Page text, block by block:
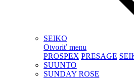
SEIKO
Otvoriť menu
PROSPEX PRESAGE
SUUNTO
SUNDAY ROSE